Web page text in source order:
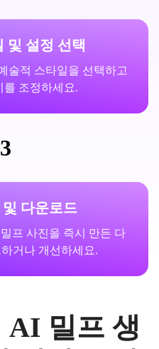
및 설정 선택
술적 스타일을 선택하고
를 조정하세요.
다운로드
프 사진을 즉시 만든 다
거나 개선하세요.
AI 밀프 생